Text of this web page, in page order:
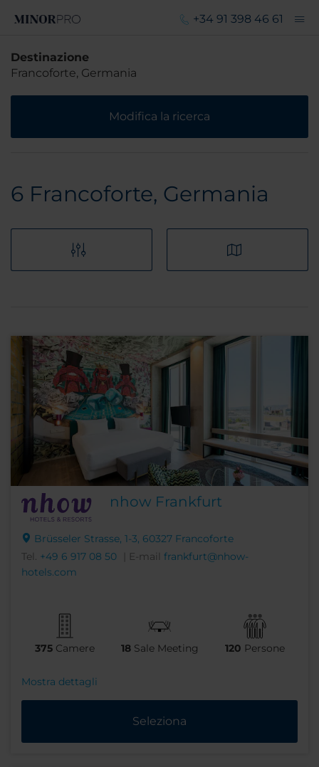
+34 91 398 46 61
Destinazione
Francoforte, Germania
Modifica la ricerca
6 Francoforte, Germania
nhow Frankfurt
Brüsseler Strasse, 1-3, 60327 Francoforte
Tel. +49 6 917 08 50 | E-mail frankfurt@nhow-
hotels.com
375 Camere 18 Sale Meeting 120 Persone
Mostra dettagli
Seleziona